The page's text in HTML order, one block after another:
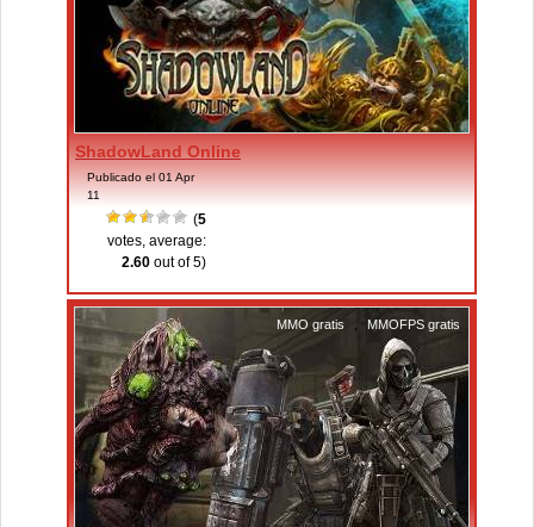
ShadowLand Online
Publicado el 01 Apr
11
(5
votes, average:
2.60 out of 5)
MMO gratis MMOFPS gratis